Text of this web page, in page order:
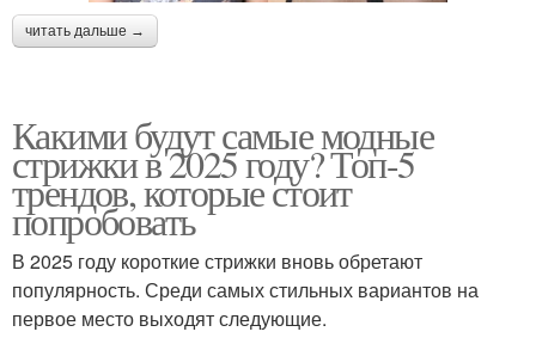
читать дальше →
Какими будут самые модные
стрижки в 2025 году? Топ-5
трендов, которые стоит
попробовать
В 2025 году короткие стрижки вновь обретают
популярность. Среди самых стильных вариантов на
первое место выходят следующие.